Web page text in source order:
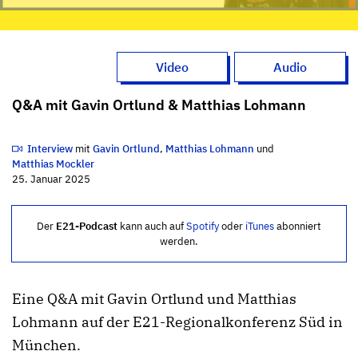
Video Audio
Q&A mit Gavin Ortlund & Matthias Lohmann
Interviewmit Gavin Ortlund, Matthias Lohmann und
Matthias Mockler
25. Januar 2025
Der E21-Podcast kann auch aufSpotifyoder iTunesabonniert
werden.
Eine Q&A mit Gavin Ortlund und Matthias
Lohmann auf der E21-Regionalkonferenz Süd in
München.